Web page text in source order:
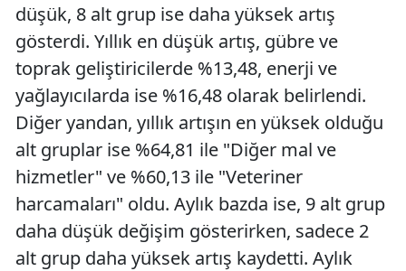
düşük, 8 alt grup ise daha yüksek artış
gösterdi. Yıllık en düşük artış, gübre ve
toprak geliştiricilerde %13,48, enerji ve
yağlayıcılarda ise %16,48 olarak belirlendi.
Diğer yandan, yıllık artışın en yüksek olduğu
alt gruplar ise %64,81 ile "Diğer mal ve
hizmetler" ve %60,13 ile "Veteriner
harcamaları" oldu. Aylık bazda ise, 9 alt grup
daha düşük değişim gösterirken, sadece 2
alt grup daha yüksek artış kaydetti. Aylık